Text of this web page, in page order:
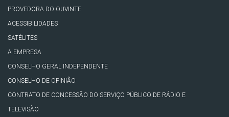
PROVEDORA DO OUVINTE
ACESSIBILIDADES
SATÉLITES
A EMPRESA
CONSELHO GERAL INDEPENDENTE
CONSELHO DE OPINIÃO
CONTRATO DE CONCESSÃO DO SERVIÇO PÚBLICO DE RÁDIO E
TELEVISÃO